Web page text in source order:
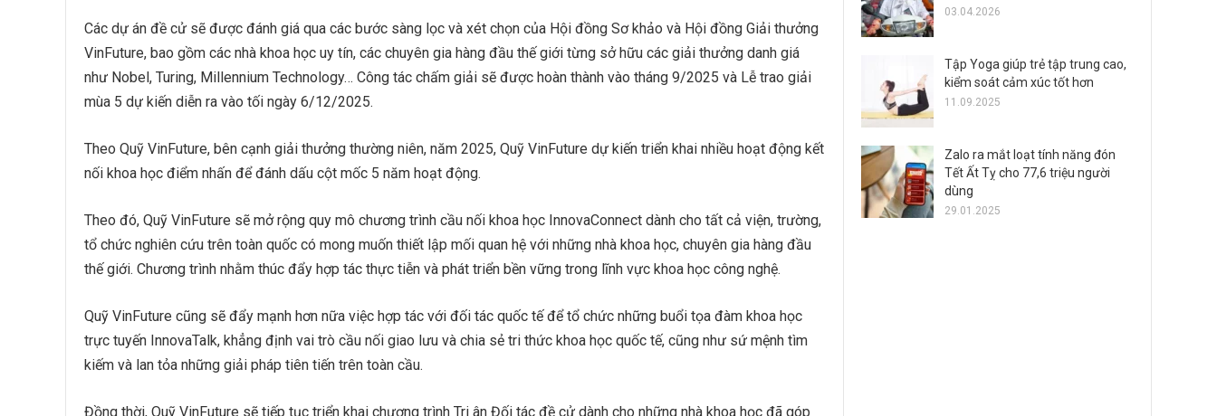
Các dự án đề cử sẽ được đánh giá qua các bước sàng lọc và xét chọn của Hội đồng Sơ khảo và Hội đồng Giải thưởng
VinFuture, bao gồm các nhà khoa học uy tín, các chuyên gia hàng đầu thế giới từng sở hữu các giải thưởng danh giá
như Nobel, Turing, Millennium Technology… Công tác chấm giải sẽ được hoàn thành vào tháng 9/2025 và Lễ trao giải
mùa 5 dự kiến diễn ra vào tối ngày 6/12/2025.
Theo Quỹ VinFuture, bên cạnh giải thưởng thường niên, năm 2025, Quỹ VinFuture dự kiến triển khai nhiều hoạt động kết
nối khoa học điểm nhấn để đánh dấu cột mốc 5 năm hoạt động.
Theo đó, Quỹ VinFuture sẽ mở rộng quy mô chương trình cầu nối khoa học InnovaConnect dành cho tất cả viện, trường,
tổ chức nghiên cứu trên toàn quốc có mong muốn thiết lập mối quan hệ với những nhà khoa học, chuyên gia hàng đầu
thế giới. Chương trình nhằm thúc đẩy hợp tác thực tiễn và phát triển bền vững trong lĩnh vực khoa học công nghệ.
Quỹ VinFuture cũng sẽ đẩy mạnh hơn nữa việc hợp tác với đối tác quốc tế để tổ chức những buổi tọa đàm khoa học
trực tuyến InnovaTalk, khẳng định vai trò cầu nối giao lưu và chia sẻ tri thức khoa học quốc tế, cũng như sứ mệnh tìm
kiếm và lan tỏa những giải pháp tiên tiến trên toàn cầu.
Đồng thời, Quỹ VinFuture sẽ tiếp tục triển khai chương trình Tri ân Đối tác đề cử dành cho những nhà khoa học đã góp
03.04.2026
Tập Yoga giúp trẻ tập trung cao,
kiểm soát cảm xúc tốt hơn
11.09.2025
Zalo ra mắt loạt tính năng đón
Tết Ất Tỵ cho 77,6 triệu người
dùng
29.01.2025